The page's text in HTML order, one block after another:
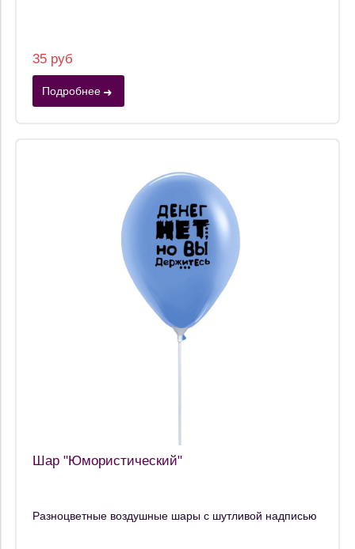
35 руб
Подробнее
Шар "Юмористический"
Разноцветные воздушные шары с шутливой надписью